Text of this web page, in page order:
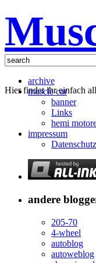
Hier findet ihr einfach
archive
muscle car
banner
Links
hemi
impressum
andere
205-70
4-wheel
autoblog
autoweblog